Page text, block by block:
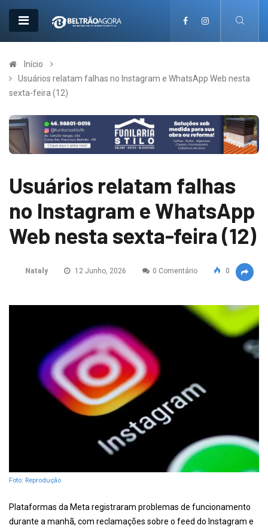
Início
Usuários relatam falhas no Instagram e WhatsApp Web nesta
sexta-feira (12)
Usuários relatam falhas
no Instagram e WhatsApp
Web nesta sexta-feira (12)
Nataly 12 Junho, 2026 0 Comentário 0
Foto: Reprodução
Plataformas da Meta registraram problemas de funcionamento
durante a manhã, com reclamações sobre o feed do Instagram e